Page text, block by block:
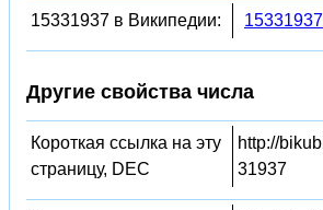
15331937 в Википедии: 15331937
Другие свойства числа
Короткая ссылка на эту
страницу, DEC
http://
31937